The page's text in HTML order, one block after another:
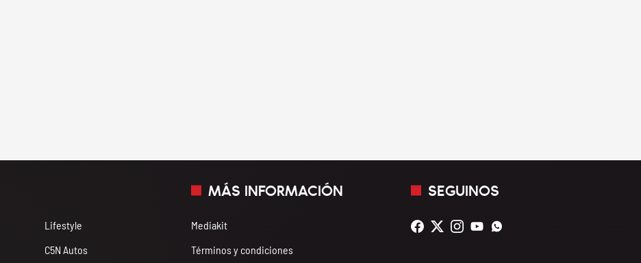
Lifestyle
C5N Autos
MÁS INFORMACIÓN
Mediakit
Términos y condiciones
SEGUINOS